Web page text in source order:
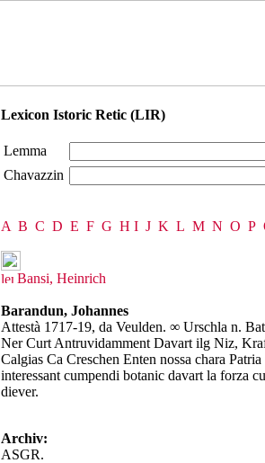
Lexicon Istoric Retic (LIR)
Lemma
Chavazzin
A B C D E F G H I J K L M N O P
Bansi, Heinrich
Barandun, Johannes
Attestà 1717-19, da Veulden. ∞ Urschla n.
Ner Curt Antruvidamment Davart ilg Niz,
Calgias Ca Creschen Enten nossa chara
interessant cumpendi botanic davart la forza
diever.
Archiv:
ASGR.